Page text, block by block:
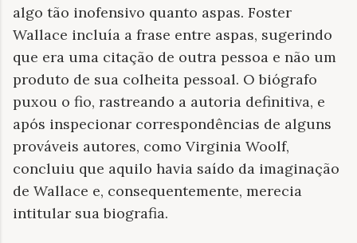
algo tão inofensivo quanto aspas. Foster
Wallace incluía a frase entre aspas, sugerindo
que era uma citação de outra pessoa e não um
produto de sua colheita pessoal. O biógrafo
puxou o fio, rastreando a autoria definitiva, e
após inspecionar correspondências de alguns
prováveis autores, como Virginia Woolf,
concluiu que aquilo havia saído da imaginação
de Wallace e, consequentemente, merecia
intitular sua biografia.